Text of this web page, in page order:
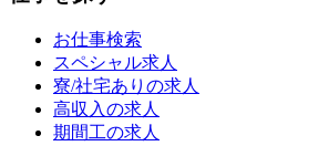
お仕事検索
スペシャル求人
寮/社宅ありの求人
高収入の求人
期間工の求人